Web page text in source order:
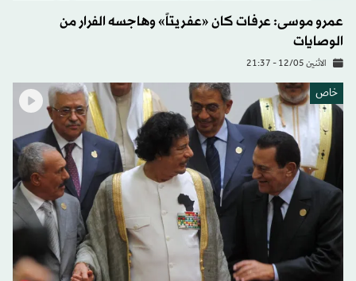
عمرو موسى: عرفات كان «عفريتاً» وهاجسه الفرار من
الوصايات
الاثنين 12/05 - 21:37
خاص